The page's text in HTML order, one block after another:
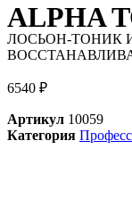
ALPHA
ЛОСЬОН-ТОНИК
6540 ₽
Артикул 10059
Категория